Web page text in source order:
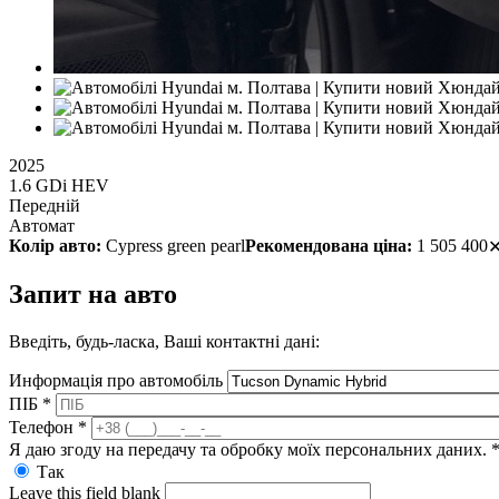
2025
1.6 GDi HEV
Передній
Автомат
Колір авто: Cypress green pearlРекомендована ціна: 1 505 400
Запит на авто
Введіть, будь-ласка, Ваші контактні дані:
Информація про автомобіль
ПІБ *
Телефон *
Я даю згоду на передачу та обробку моїх персональних даних. *
Так
Leave this field blank